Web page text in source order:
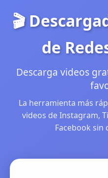
🎬
de
Descarga videos
La herramienta más
videos de Instagram,
Facebook sin